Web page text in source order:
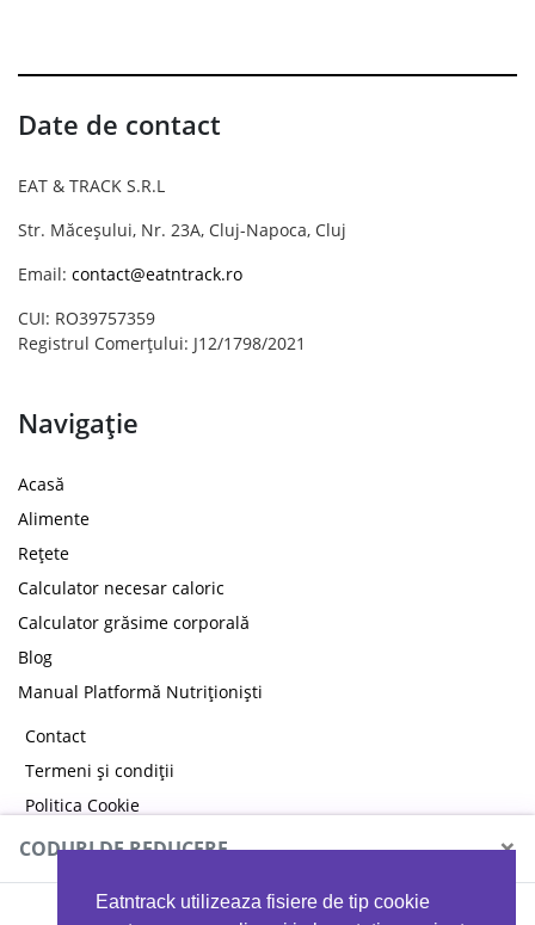
Eatntrack utilizeaza fisiere de tip cookie
Date de contact
EAT & TRACK S.R.L
Str. Măceșului, Nr. 23A, Cluj-Napoca, Cluj
Email: contact@eatntrack.ro
CUI: RO39757359
Registrul Comerțului: J12/1798/2021
Navigație
Acasă
Alimente
Rețete
Calculator necesar caloric
Calculator grăsime corporală
Blog
Manual Platformă Nutriționiști
Contact
Termeni și condiții
Politica Cookie
Politica de confidențialitate
CODURI DE REDUCERE ×